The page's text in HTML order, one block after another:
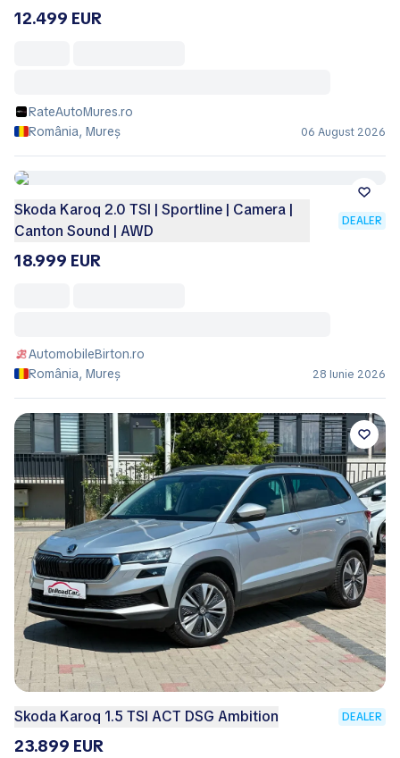
12.499 EUR
RateAutoMures.ro
România, Mureș
06 August 2026
Skoda Karoq 2.0 TSI | Sportline | Camera |
Canton Sound | AWD
DEALER
18.999 EUR
AutomobileBirton.ro
România, Mureș
28 Iunie 2026
Skoda Karoq 1.5 TSI ACT DSG Ambition DEALER
23.899 EUR